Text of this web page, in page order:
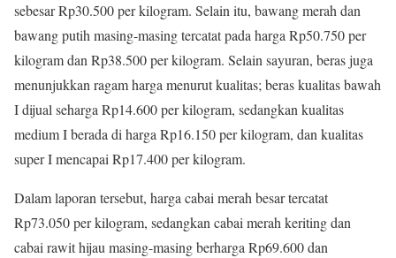
sebesar Rp30.500 per kilogram. Selain itu, bawang merah dan
bawang putih masing-masing tercatat pada harga Rp50.750 per
kilogram dan Rp38.500 per kilogram. Selain sayuran, beras juga
menunjukkan ragam harga menurut kualitas; beras kualitas bawah
I dijual seharga Rp14.600 per kilogram, sedangkan kualitas
medium I berada di harga Rp16.150 per kilogram, dan kualitas
super I mencapai Rp17.400 per kilogram.
Dalam laporan tersebut, harga cabai merah besar tercatat
Rp73.050 per kilogram, sedangkan cabai merah keriting dan
cabai rawit hijau masing-masing berharga Rp69.600 dan